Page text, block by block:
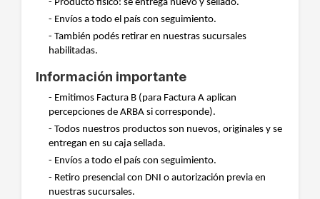
- Producto físico: se entrega nuevo y sellado.
- Envíos a todo el país con seguimiento.
- También podés retirar en nuestras sucursales
habilitadas.
Información importante
- Emitimos Factura B (para Factura A aplican
percepciones de ARBA si corresponde).
- Todos nuestros productos son nuevos, originales y se
entregan en su caja sellada.
- Envíos a todo el país con seguimiento.
- Retiro presencial con DNI o autorización previa en
nuestras sucursales.